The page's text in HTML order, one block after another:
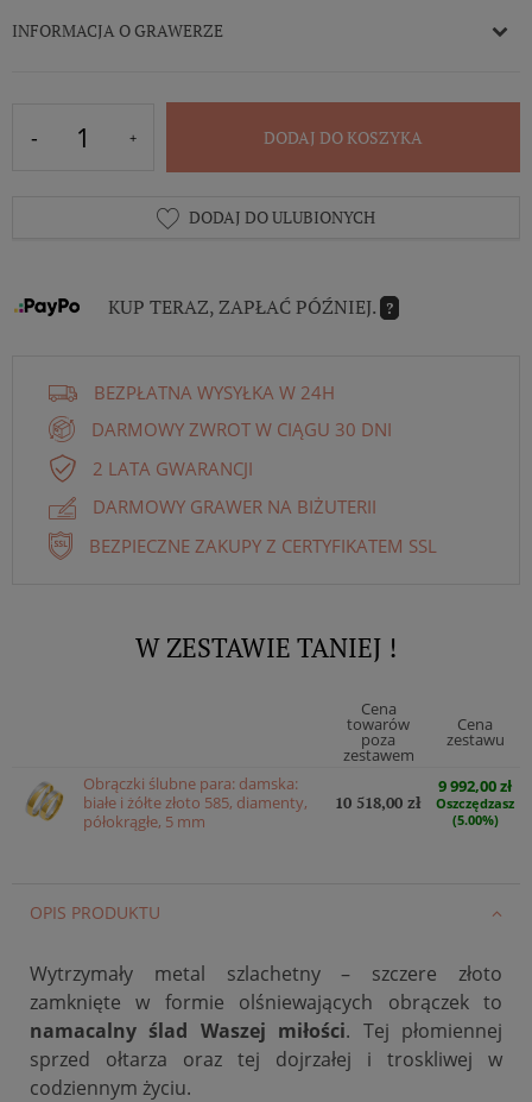
INFORMACJA O GRAWERZE
DODAJ DO KOSZYKA
DODAJ DO ULUBIONYCH
KUP TERAZ, ZAPŁAĆ PÓŹNIEJ. ?
BEZPŁATNA WYSYŁKA W 24H
DARMOWY ZWROT W CIĄGU 30 DNI
2 LATA GWARANCJI
DARMOWY GRAWER NA BIŻUTERII
BEZPIECZNE ZAKUPY Z CERTYFIKATEM SSL
W ZESTAWIE TANIEJ !
Cena
towarów
poza
zestawem
Cena
zestawu
Obrączki ślubne para: damska:
białe i żółte złoto 585, diamenty,
półokrągłe, 5 mm
10 518,00 zł
9 992,00 zł
Oszczędzasz
(5.00%)
OPIS PRODUKTU
Wytrzymały metal szlachetny – szczere złoto
zamknięte w formie olśniewających obrączek to
namacalny ślad Waszej miłości. Tej płomiennej
sprzed ołtarza oraz tej dojrzałej i troskliwej w
codziennym życiu.